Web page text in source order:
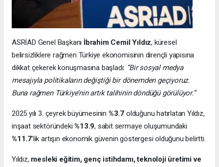
ASRİAD Genel Başkanı İbrahim Cemil Yıldız, küresel
belirsizliklere rağmen Türkiye ekonomisinin dirençli yapısına
dikkat çekerek konuşmasına başladı: “Bir sosyal medya
mesajıyla politikaların değiştiği bir dönemden geçiyoruz.
Buna rağmen Türkiye’nin artık talihinin döndüğü görülüyor.”
2025 yılı 3. çeyrek büyümesinin %3.7 olduğunu hatırlatan Yıldız,
inşaat sektöründeki%13.9, sabit sermaye oluşumundaki
%11.7’lik artışın ekonomik güvenin göstergesi olduğunu belirtti.
Yıldız, mesleki eğitim, genç istihdamı, teknoloji üretimi ve